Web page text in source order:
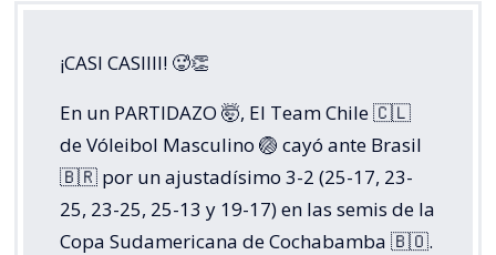
¡CASI CASIIII! 🥵👏
En un PARTIDAZO 🤯, El Team Chile 🇨🇱
de Vóleibol Masculino 🏐 cayó ante Brasil
🇧🇷 por un ajustadísimo 3-2 (25-17, 23-
25, 23-25, 25-13 y 19-17) en las semis de la
Copa Sudamericana de Cochabamba 🇧🇴.